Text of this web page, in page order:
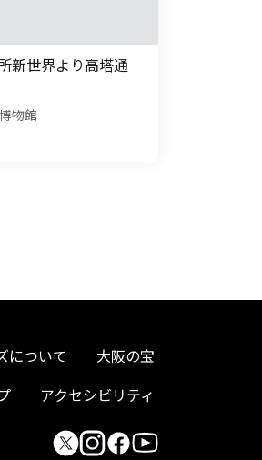
新世界より高塔通
物館
について
大阪の宝
アクセシビリティ